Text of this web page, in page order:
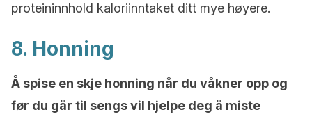
proteininnhold kaloriinntaket ditt mye høyere.
8. Honning
Å spise en skje honning når du våkner opp og
før du går til sengs vil hjelpe deg å miste